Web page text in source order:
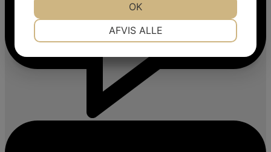
MARKETING STATISTIK
AFVIS ALLE
OK